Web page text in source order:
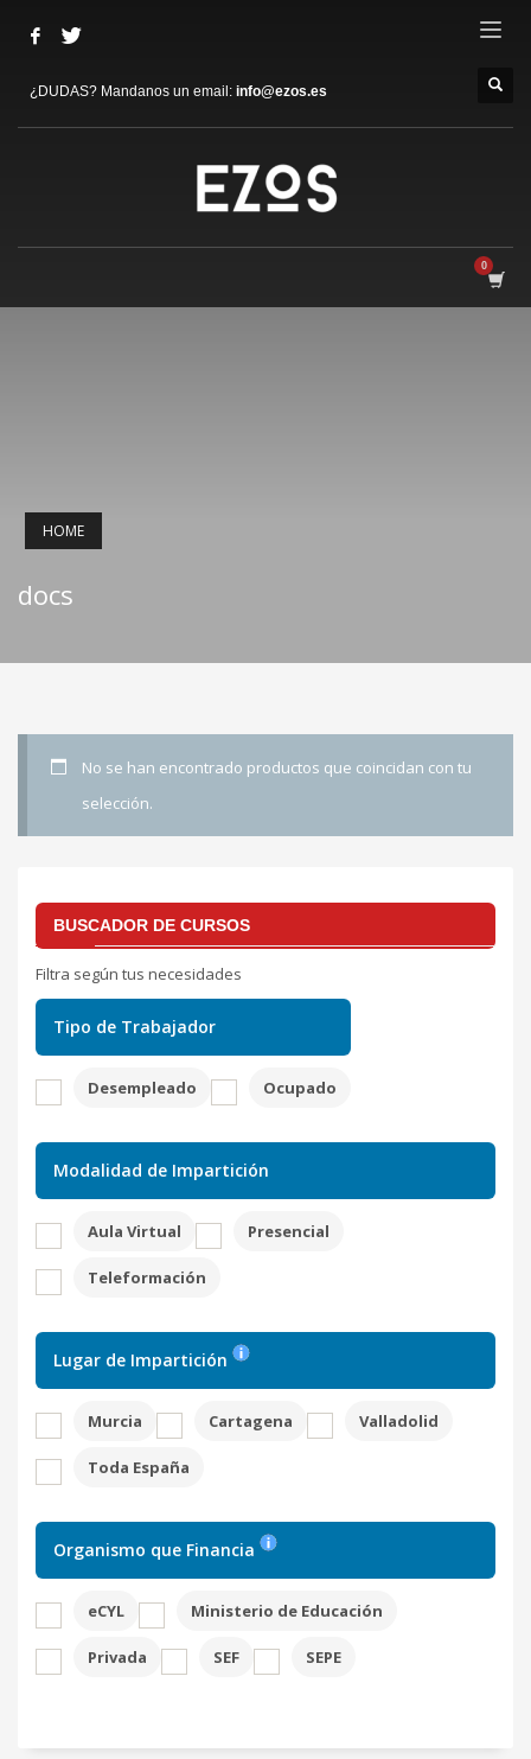
¿DUDAS? Mandanos un email: info@ezos.es
HOME
docs
No se han encontrado productos que coincidan con tu
selección.
BUSCADOR DE CURSOS
Filtra según tus necesidades
Tipo de Trabajador
Desempleado Ocupado
Modalidad de Impartición
Aula Virtual Presencial
Teleformación
Lugar de Impartición
Murcia Cartagena Valladolid
Toda España
Organismo que Financia
eCYL Ministerio de Educación
Privada SEF SEPE